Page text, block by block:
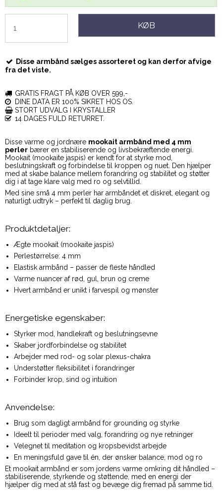
KØB
Disse armbånd sælges assorteret og kan derfor afvige
fra det viste.
GRATIS FRAGT PÅ KØB OVER 599,-
DINE DATA ER 100% SIKRET HOS OS.
STORT UDVALG I KRYSTALLER
14 DAGES FULD RETURRET.
Disse varme og jordnære mookait armbånd med 4 mm
perler bærer en stabiliserende og livsbekræftende energi.
Mookait (mookaite jaspis) er kendt for at styrke mod,
beslutningskraft og forbindelse til kroppen og nuet. Den hjælper
med at skabe balance mellem forandring og stabilitet og støtter
dig i at tage klare valg med ro og selvtillid.
Med sine små 4 mm perler har armbåndet et diskret, elegant og
naturligt udtryk – perfekt til daglig brug.
Produktdetaljer:
Ægte mookait (mookaite jaspis)
Perlestørrelse: 4 mm
Elastisk armbånd – passer de fleste håndled
Varme nuancer af rød, gul, brun og creme
Hvert armbånd er unikt i farvespil og mønster
Energetiske egenskaber:
Styrker mod, handlekraft og beslutningsevne
Skaber jordforbindelse og stabilitet
Arbejder med rod- og solar plexus-chakra
Understøtter fleksibilitet i forandringer
Forbinder krop, sind og intuition
Anvendelse:
Brug som dagligt armbånd for grounding og styrke
Ideelt til perioder med valg, forandring og nye retninger
Velegnet til meditation og kropsbevidst arbejde
En meningsfuld gave til én, der ønsker balance, mod og ro
Et mookait armbånd er som jordens varme omkring dit håndled –
stabiliserende, styrkende og støttende, med en energi der
hjælper dig med at stå fast og bevæge dig fremad på samme tid.